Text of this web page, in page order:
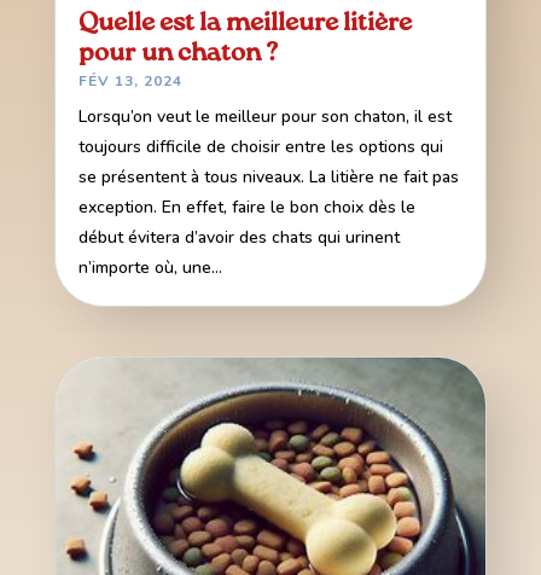
Quelle est la meilleure litière
pour un chaton ?
FÉV 13, 2024
Lorsqu’on veut le meilleur pour son chaton, il est
toujours difficile de choisir entre les options qui
se présentent à tous niveaux. La litière ne fait pas
exception. En effet, faire le bon choix dès le
début évitera d’avoir des chats qui urinent
n’importe où, une...